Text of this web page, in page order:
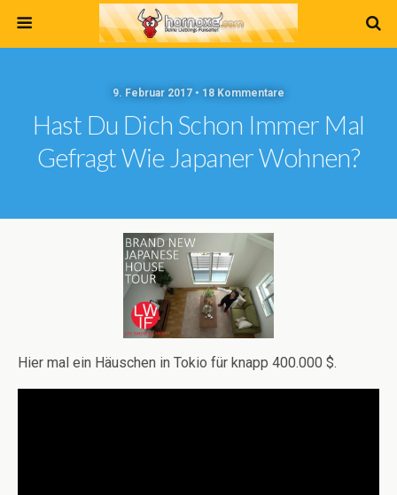
9. Februar 2017 • 18 Kommentare
Hast Du Dich Schon Immer Mal
Gefragt Wie Japaner Wohnen?
Hier mal ein Häuschen in Tokio für knapp 400.000 $.